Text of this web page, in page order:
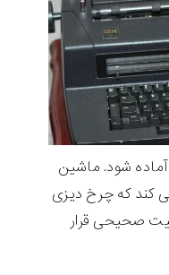
شود. ماشین
کند که چرخ دیزی
صحیحی قرار